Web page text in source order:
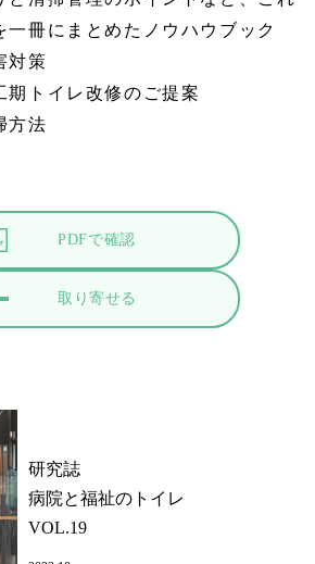
一冊にまとめたノウハウブック
対策
期トイレ改修のご提案
方法
PDFで確認
取り寄せる
研究誌
病院と福祉のトイレ
VOL.19